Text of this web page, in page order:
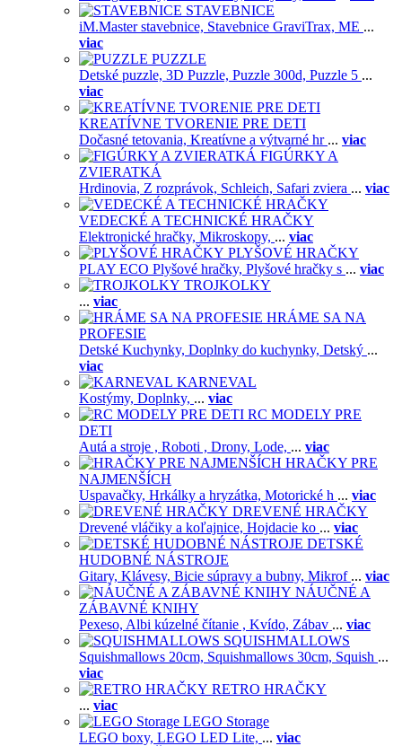
STAVEBNICE
iM.Master stavebnice, Stavebnice GraviTrax, ME ...
viac
PUZZLE
Detské puzzle, 3D Puzzle, Puzzle 300d, Puzzle 5 ...
viac
KREATÍVNE TVORENIE PRE DETI
Dočasné tetovania, Kreatívne a výtvarné hr ... viac
FIGÚRKY A
ZVIERATKÁ
Hrdinovia, Z rozprávok, Schleich, Safari zviera ... viac
VEDECKÉ A TECHNICKÉ HRAČKY
Elektronické hračky, Mikroskopy, ... viac
PLYŠOVÉ HRAČKY
PLAY ECO Plyšové hračky, Plyšové hračky s ... viac
TROJKOLKY
... viac
HRÁME SA NA
PROFESIE
Detské Kuchynky, Doplnky do kuchynky, Detský ...
viac
KARNEVAL
Kostýmy, Doplnky, ... viac
RC MODELY PRE
DETI
Autá a stroje , Roboti , Drony, Lode, ... viac
HRAČKY PRE
NAJMENŠÍCH
Uspavačky, Hrkálky a hryzátka, Motorické h ... viac
DREVENÉ HRAČKY
Drevené vláčiky a koľajnice, Hojdacie ko ... viac
DETSKÉ
HUDOBNÉ NÁSTROJE
Gitary, Klávesy, Bicie súpravy a bubny, Mikrof ... viac
NÁUČNÉ A
ZÁBAVNÉ KNIHY
Pexeso, Albi kúzelné čítanie , Kvído, Zábav ... viac
SQUISHMALLOWS
Squishmallows 20cm, Squishmallows 30cm, Squish ...
viac
RETRO HRAČKY
... viac
LEGO Storage
LEGO boxy, LEGO LED Lite, ... viac